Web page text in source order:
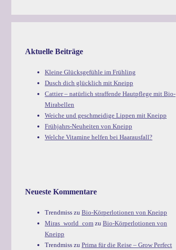
Aktuelle Beiträge
Kleine Glücksgefühle im Frühling
Dusch dich glücklich mit Kneipp
Cattier – natürlich straffende Hautpflege mit Bio-
Mirabellen
Weiche und geschmeidige Lippen mit Kneipp
Frühjahrs-Neuheiten von Kneipp
Welche Vitamine helfen bei Haarausfall?
Neueste Kommentare
Trendmiss zu Bio-Körperlotionen von Kneipp
Miras_world_com zu Bio-Körperlotionen von
Kneipp
Trendmiss zu Prima für die Reise – Grow Perfect